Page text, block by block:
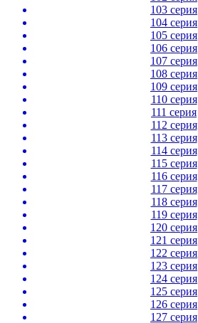
103 серия
104 серия
105 серия
106 серия
107 серия
108 серия
109 серия
110 серия
111 серия
112 серия
113 серия
114 серия
115 серия
116 серия
117 серия
118 серия
119 серия
120 серия
121 серия
122 серия
123 серия
124 серия
125 серия
126 серия
127 серия